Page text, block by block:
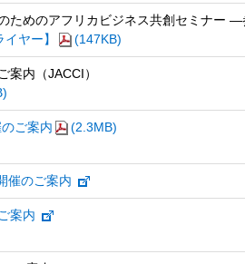
ためのアフリカビジネス共創セミナー
イヤー】 (147KB)
案内（JACCI）
ご案内
(2.3MB)
催のご案内
案内